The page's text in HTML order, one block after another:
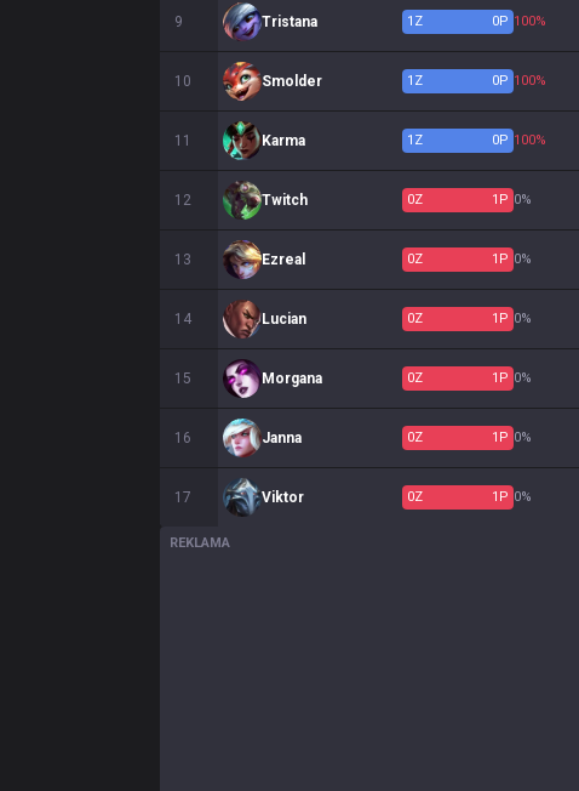
9 Tristana 1 Z 0P 100%
10 Smolder 1 Z 0P 100%
11 Karma 1 Z 0P 100%
12 Twitch 0Z 1 P 0%
13 Ezreal 0Z 1 P 0%
14 Lucian 0Z 1 P 0%
15 Morgana 0Z 1 P 0%
16 Janna 0Z 1 P 0%
17 Viktor 0Z 1 P 0%
REKLAMA